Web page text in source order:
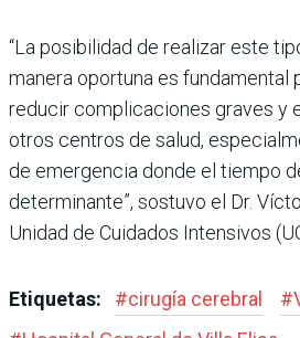
“La posibilidad de realizar este
manera oportuna es fundamental
reducir compli­caciones graves y
otros centros de salud,
de emergencia donde el tiempo
determi­nante”, sostuvo el Dr.
Unidad de Cuidados Intensivos
Etiquetas: #cirugía cerebral #